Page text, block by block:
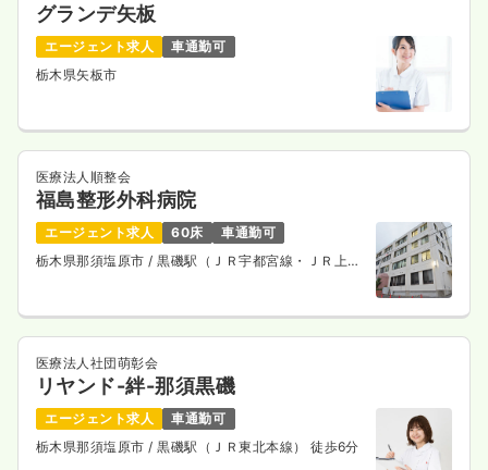
グランデ矢板
エージェント求人
車通勤可
栃木県矢板市
医療法人順整会
福島整形外科病院
エージェント求人 60床
車通勤可
栃木県那須塩原市/ 黒磯駅（ＪＲ宇都宮線・ＪＲ上野
医療法人社団萌彰会
リヤンド-絆-那須黒磯
エージェント求人
車通勤可
栃木県那須塩原市/ 黒磯駅（ＪＲ東北本線） 徒歩6分